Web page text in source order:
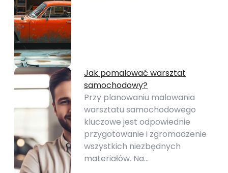
Jak pomalować warsztat
samochodowy?
Przy planowaniu malowania
warsztatu samochodowego
kluczowe jest odpowiednie
przygotowanie i zgromadzenie
wszystkich niezbędnych
materiałów. Na…